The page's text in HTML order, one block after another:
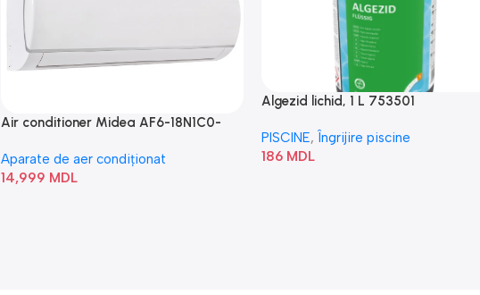
Air conditioner Midea AF6-18N1C0-
Aparate de aer condiționat
14,999 MDL
Algezid lichid, 1 L 753501
PISCINE, Îngrijire piscine
186 MDL